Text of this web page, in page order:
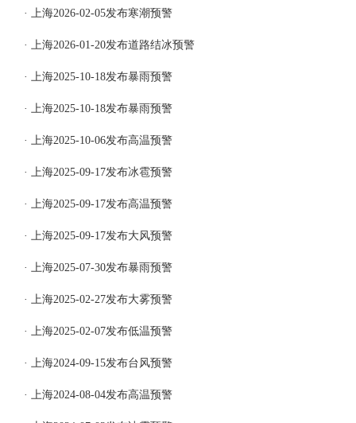
· 上海2026-02-05发布寒潮预警
· 上海2026-01-20发布道路结冰预警
· 上海2025-10-18发布暴雨预警
· 上海2025-10-18发布暴雨预警
· 上海2025-10-06发布高温预警
· 上海2025-09-17发布冰雹预警
· 上海2025-09-17发布高温预警
· 上海2025-09-17发布大风预警
· 上海2025-07-30发布暴雨预警
· 上海2025-02-27发布大雾预警
· 上海2025-02-07发布低温预警
· 上海2024-09-15发布台风预警
· 上海2024-08-04发布高温预警